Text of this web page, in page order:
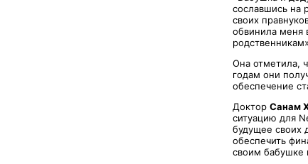
сославшись на
своих
обвинила меня
Она отметила,
годам они
обеспечение
Доктор Санам
ситуацию для
будущее своих
обеспечить
своим бабушке